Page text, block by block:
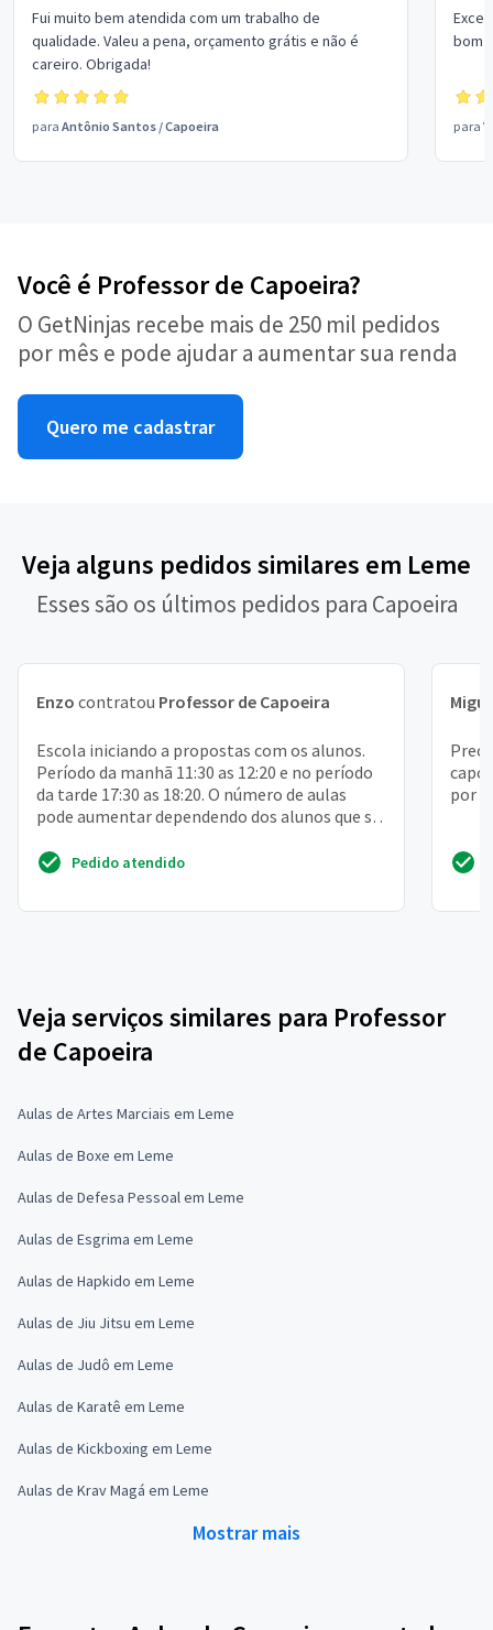
Fui muito bem atendida com um trabalho de
qualidade. Valeu a pena, orçamento grátis e não é
careiro. Obrigada!
para Antônio Santos /Capoeira
bom
para
Você é Professor de Capoeira?
O GetNinjas recebe mais de 250 mil pedidos
por mês e pode ajudar a aumentar sua renda
Quero me cadastrar
Veja alguns pedidos similares em Leme
Esses são os últimos pedidos para Capoeira
Enzo contratou Professor de Capoeira
Escola iniciando a propostas com os alunos.
Período da manhã 11:30 as 12:20 e no período
da tarde 17:30 as 18:20. O número de aulas
pode aumentar dependendo dos alunos que se
Pedido atendido
por
Veja serviços similares para Professor
de Capoeira
Aulas de Artes Marciais em Leme
Aulas de Boxe em Leme
Aulas de Defesa Pessoal em Leme
Aulas de Esgrima em Leme
Aulas de Hapkido em Leme
Aulas de Jiu Jitsu em Leme
Aulas de Judô em Leme
Aulas de Karatê em Leme
Aulas de Kickboxing em Leme
Aulas de Krav Magá em Leme
Mostrar mais